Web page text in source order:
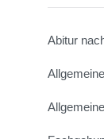
Abitur